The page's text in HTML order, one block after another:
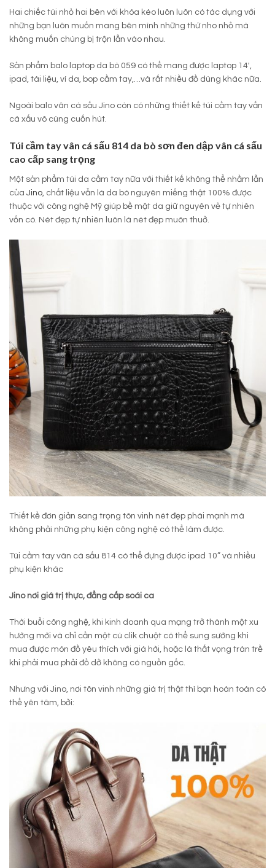
Hai chiếc túi nhỏ hai bên với khóa kéo luôn luôn có tác dụng với
những bạn luôn muốn mang bên mình những thứ nho nhỏ mà
không muốn chúng bị trộn lẫn vào nhau.
Sản phẩm balo laptop da bò 059 có thể mang được laptop 14′,
ipad, tài liệu, ví da, bop cầm tay,…và rất nhiều đồ dùng khác nữa.
Ngoài balo vân cá sấu Jino còn có những thiết kế túi cầm tay vấn
cá xấu vô cùng cuốn hút.
Túi cầm tay vân cá sấu 814 da bò sơn đen dập vân cá sấu
cao cấp sang trọng
Một sản phẩm túi da cầm tay nữa với thiết kế không thể nhầm lẫn
của Jino, chất liệu vẫn là da bò nguyên miếng thật 100% được
thuộc với công nghệ Mỹ giúp bề mặt da giữ nguyên vẻ tự nhiên
vốn có. Nét đẹp tự nhiên luôn là nét đẹp muôn thuở.
Thiết kề đơn giản sang trọng tôn vinh nét đẹp phái mạnh mà
không phải những phụ kiện công nghệ có thể làm được.
Túi cầm tay vân cá sấu 814 có thể đựng được ipad 10” và nhiều
phụ kiện khác
Jino nơi giá trị thực, đẳng cấp soái ca
Thời buổi công nghệ, khi kinh doanh qua mạng trở thành một xu
hướng mới và chỉ cần một cú clik chuột có thể sung sướng khi
mua được món đồ yêu thích với giá hời, hoặc là thất vọng tràn trề
khi phải mua phải đồ dở không có nguồn gốc.
Nhưng với Jino, nơi tôn vinh những giá trị thật thì bạn hoàn toàn có
thể yên tâm, bởi: